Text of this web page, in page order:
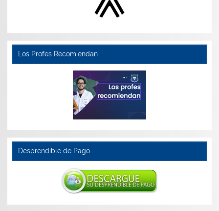
Los Profes Recomiendan
Desprendible de Pago